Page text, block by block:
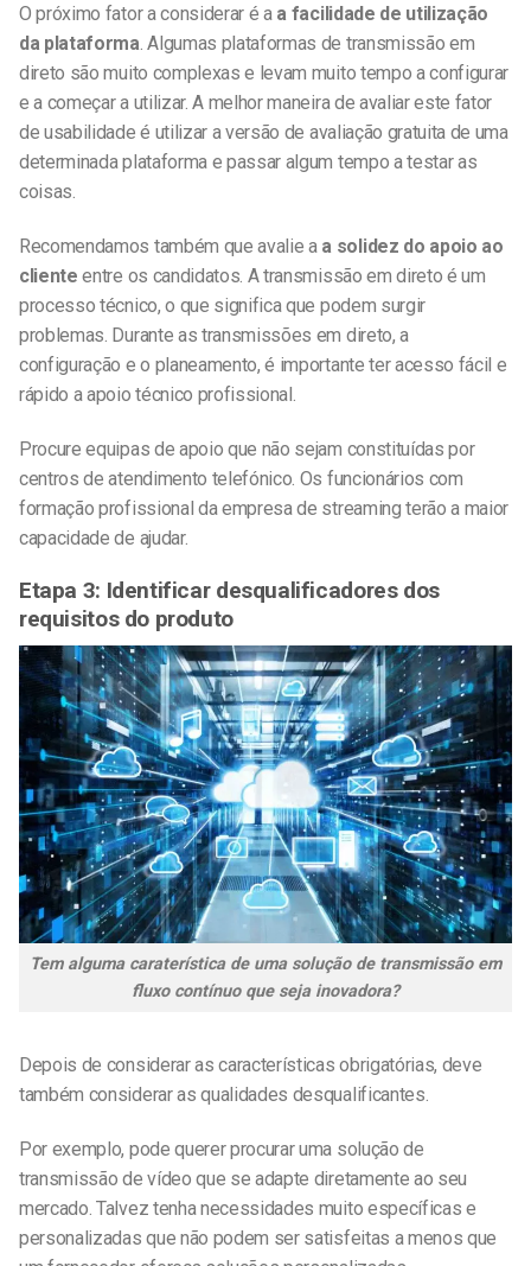
O próximo fator a considerar é a a facilidade de utilização
da plataforma. Algumas plataformas de transmissão em
direto são muito complexas e levam muito tempo a configurar
e a começar a utilizar. A melhor maneira de avaliar este fator
de usabilidade é utilizar a versão de avaliação gratuita de uma
determinada plataforma e passar algum tempo a testar as
coisas.
Recomendamos também que avalie a a solidez do apoio ao
clienteentre os candidatos. A transmissão em direto é um
processo técnico, o que significa que podem surgir
problemas. Durante as transmissões em direto, a
configuração e o planeamento, é importante ter acesso fácil e
rápido a apoio técnico profissional.
Procure equipas de apoio que não sejam constituídas por
centros de atendimento telefónico. Os funcionários com
formação profissional da empresa de streaming terão a maior
capacidade de ajudar.
Etapa 3: Identificar desqualificadores dos
requisitos do produto
Tem alguma caraterística de uma solução de transmissão em
fluxo contínuo que seja inovadora?
Depois de considerar as características obrigatórias, deve
também considerar as qualidades desqualificantes.
Por exemplo, pode querer procurar uma solução de
transmissão de vídeo que se adapte diretamente ao seu
mercado. Talvez tenha necessidades muito específicas e
personalizadas que não podem ser satisfeitas a menos que